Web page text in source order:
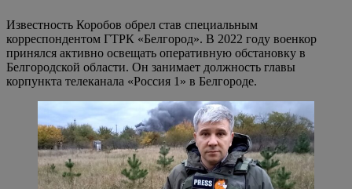
Известность Коробов обрел став специальным
корреспондентом ГТРК «Белгород». В 2022 году военкор
принялся активно освещать оперативную обстановку в
Белгородской области. Он занимает должность главы
корпункта телеканала «Россия 1» в Белгороде.